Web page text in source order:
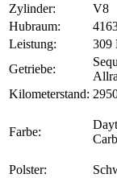
Zylinder:
V8
Hubraum:
Leistung:
309
Getriebe:
Kilometerstand:
Farbe:
Polster: